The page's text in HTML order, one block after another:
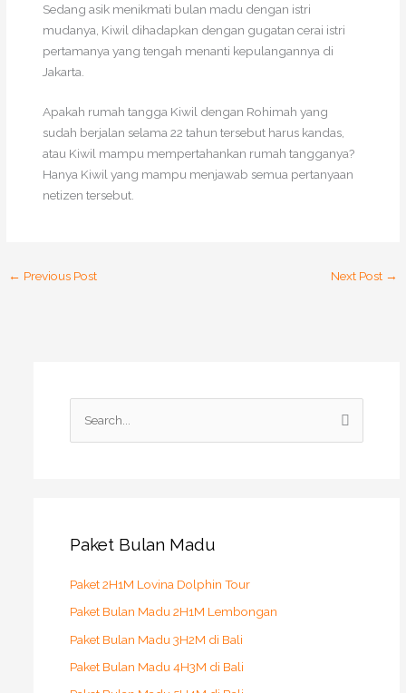
o
r
Paket Bulan Madu
Paket 2H1M Lovina Dolphin Tour
Paket Bulan Madu 2H1M Lembongan
Paket Bulan Madu 3H2M di Bali
Paket Bulan Madu 4H3M di Bali
Sedang asik menikmati bulan madu dengan istri
mudanya, Kiwil dihadapkan dengan gugatan cerai istri
pertamanya yang tengah menanti kepulangannya di
Jakarta.
Apakah rumah tangga Kiwil dengan Rohimah yang
sudah berjalan selama 22 tahun tersebut harus kandas,
atau Kiwil mampu mempertahankan rumah tangganya?
Hanya Kiwil yang mampu menjawab semua pertanyaan
netizen tersebut.
← Previous Post Next Post →